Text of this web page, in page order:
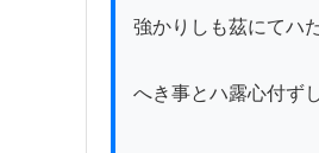
強かりしも茲にてハ
へき事とハ露心付ず